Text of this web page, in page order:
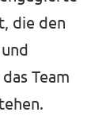
die den
Team